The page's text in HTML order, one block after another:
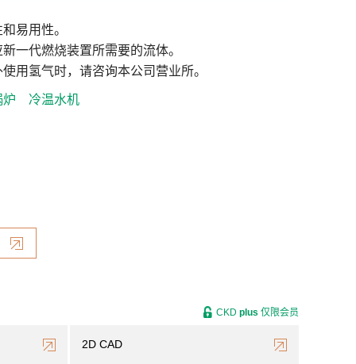
易用性。
一代燃烧装置所需要的流体。
用氢气时，请咨询本公司营业所。
炉 冷温水机
2D CAD
CKD plus 仅限会员